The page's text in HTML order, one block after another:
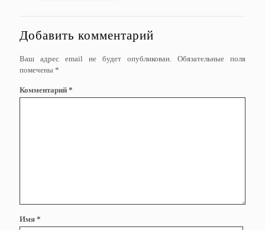
Добавить комментарий
Ваш адрес email не будет опубликован.
Обязательные поля
помечены *
Комментарий *
Имя *